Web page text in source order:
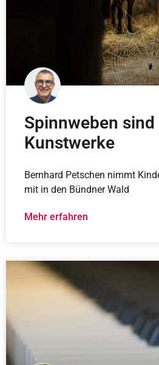
Spinnweben sind
Kunstwerke
Bernhard Petschen nimmt
mit in den Bündner Wald
Mehr erfahren